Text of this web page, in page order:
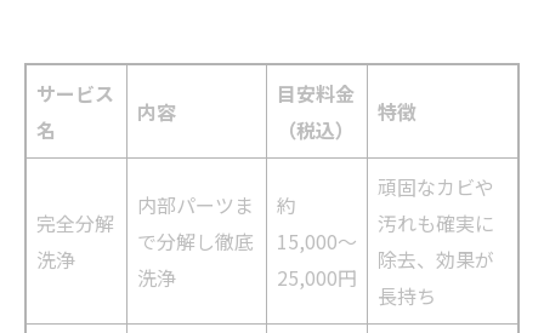
サービス
名
内容
目安料金
（税込）
特徴
完全分解
洗浄
内部パーツま
で分解し徹底
洗浄
約
15,000〜
25,000円
頑固なカビや
汚れも確実に
除去、効果が
長持ち